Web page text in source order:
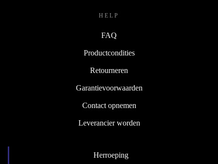
HELP
FAQ
Productcondities
Retourneren
Garantievoorwaarden
Contact opnemen
Leverancier worden
Herroeping